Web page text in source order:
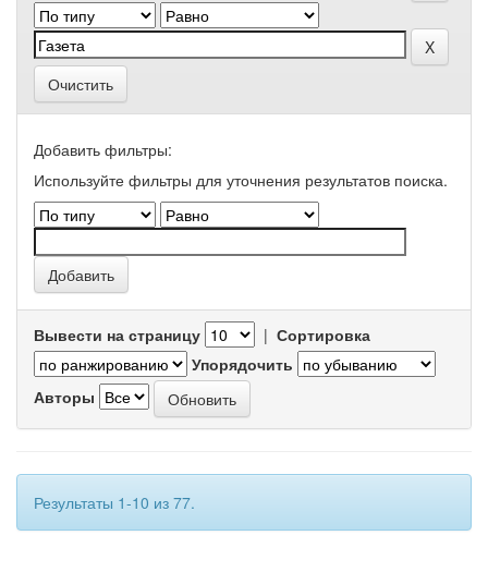
Очистить
Добавить фильтры:
Используйте фильтры для уточнения результатов поиска.
Вывести на страницу | Сортировка
Упорядочить
Авторы
Результаты 1-10 из 77.